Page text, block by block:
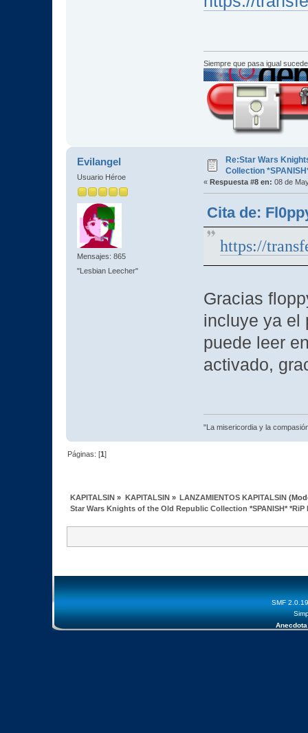
Siempre que pasa igual
Evilangel
Usuario Héroe
Mensajes: 865
"Lesbian Leecher"
Re:Star Wars
Collection
« Respuesta #8 en: 08 de
Cita de:
https://
Gracias
incluye ya el
puede leer
activado,
"La misericordia y la
Páginas: [1]
KAPITALSIN » KAPITALSIN» LANZAMIENTOS KAPITALSIN
Star Wars Knights of the Old Republic Collection *SPANISH* *RiP
SMF 2.0.19
Anecdota